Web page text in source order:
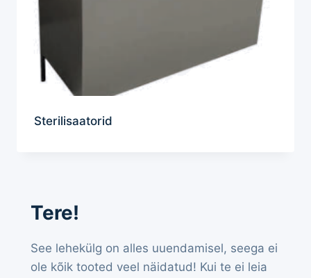
Sterilisaatorid
Tere!
See lehekülg on alles uuendamisel, seega ei
ole kõik tooted veel näidatud! Kui te ei leia